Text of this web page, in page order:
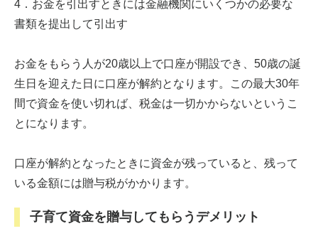
4．お金を引出すときには金融機関にいくつかの必要な
書類を提出して引出す
お金をもらう人が20歳以上で口座が開設でき、50歳の誕
生日を迎えた日に口座が解約となります。この最大30年
間で資金を使い切れば、税金は一切かからないというこ
とになります。
口座が解約となったときに資金が残っていると、残って
いる金額には贈与税がかかります。
子育て資金を贈与してもらうデメリット